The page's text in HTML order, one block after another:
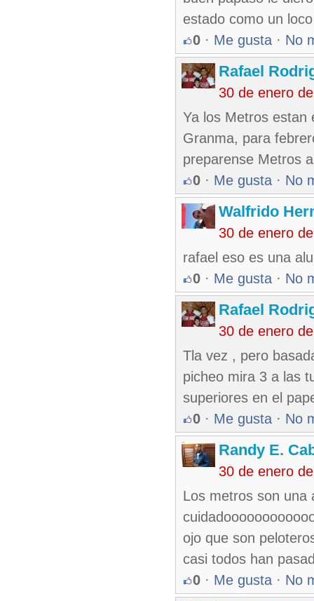
estado como un loco
0 · Me gusta · No
Rafael
30 de enero
Ya los Metros estan
Granma, para
preparense Metros
0 · Me gusta · No
Walfrido
30 de enero
rafael eso es una
0 · Me gusta · No
Rafael
30 de enero
Tla vez , pero
picheo mira 3 a las
superiores en el
0 · Me gusta · No
Randy E.
30 de enero
Los metros son una
ojo que son
casi todos han
0 · Me gusta · No